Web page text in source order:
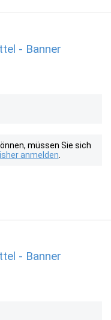
- Banner
müssen Sie sich
anmelden
- Banner